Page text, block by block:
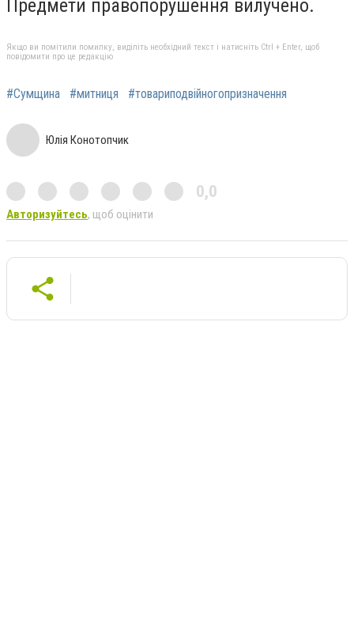
Предмети правопорушення вилучено.
Якщо ви помітили помилку, виділіть необхідний текст і натисніть Ctrl + Enter, щоб
повідомити про це редакцію
#Сумщина #митниця #товариподвійногопризначення
Юлія Конотопчик
0,0
Авторизуйтесь, щоб оцінити